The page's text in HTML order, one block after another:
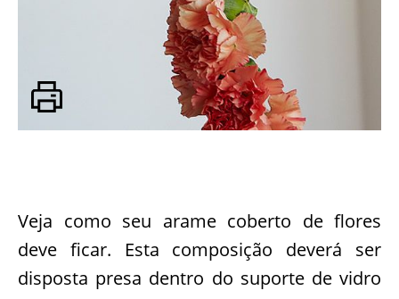
Veja como seu arame coberto de flores
deve ficar. Esta composição deverá ser
disposta presa dentro do suporte de vidro